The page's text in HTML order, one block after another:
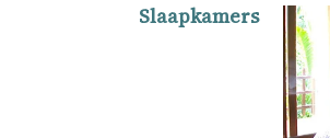
Slaapkamers